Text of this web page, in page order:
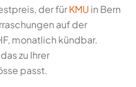
der fürKMU in Bern
auf der
monatlich kündbar.
zu Ihrer
passt.